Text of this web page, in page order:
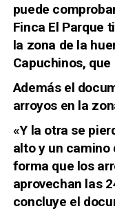
puede
Finca El Parque
la zona de la
Capuchinos,
Además el
arroyos en la
«Y la otra se
alto y un camino
forma que los
aprovechan las
concluye el